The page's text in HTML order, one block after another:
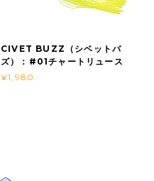
CIVET BUZZ（シベットバ
ズ）：#01チャートリュース
¥1,980